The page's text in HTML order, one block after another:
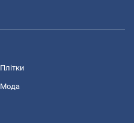
Плітки
Мода